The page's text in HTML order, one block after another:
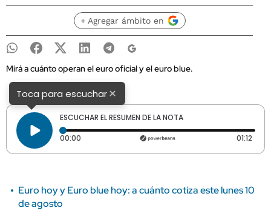
+ Agregar ámbito en
Mirá a cuánto operan el euro oficial y el euro blue.
Toca para escuchar×
ESCUCHAR EL RESUMEN DE LA NOTA
00:00 Tiempo transcurrido: 0 segundos 01:12
Euro hoy y Euro blue hoy: a cuánto cotiza este lunes 10
de agosto